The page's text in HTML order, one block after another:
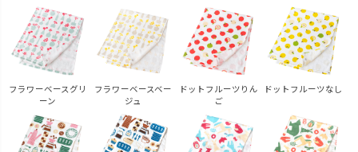
フラワーベースグリ
ーン
フラワーベースベー
ジュ
ドットフルーツりん
ご
ドットフルーツなし